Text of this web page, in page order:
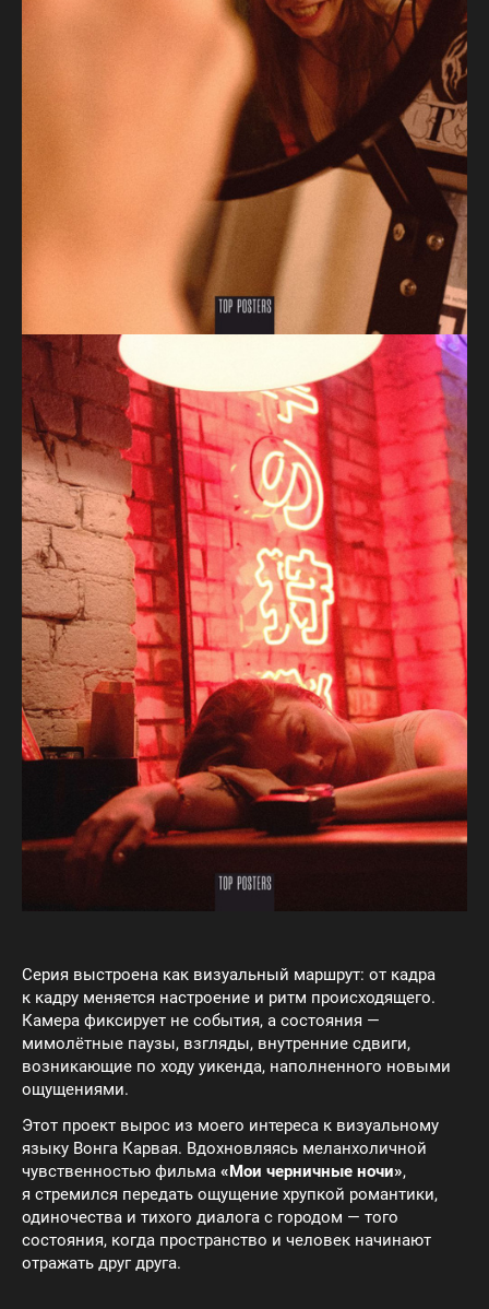
Серия выстроена как визуальный маршрут: от кадра
к кадру меняется настроение и ритм происходящего.
Камера фиксирует не события, а состояния —
мимолётные паузы, взгляды, внутренние сдвиги,
возникающие по ходу уикенда, наполненного новыми
ощущениями.
Этот проект вырос из моего интереса к визуальному
языку Вонга Карвая. Вдохновляясь меланхоличной
чувственностью фильма «Мои черничные ночи»,
я стремился передать ощущение хрупкой романтики,
одиночества и тихого диалога с городом — того
состояния, когда пространство и человек начинают
отражать друг друга.